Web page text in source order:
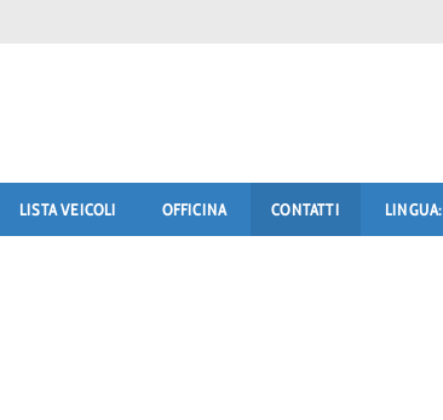
LISTA VEICOLI OFFICINA CONTATTI LINGUA: